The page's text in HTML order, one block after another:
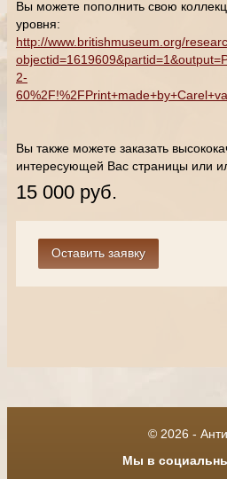
Вы можете пополнить свою
уровня:
http://www.britishmuseum.org/
2-
Вы также можете заказать
интересующей Вас страницы или
15 000 руб.
© 2026 -
Мы в